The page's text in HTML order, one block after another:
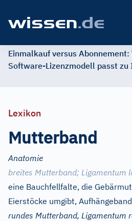
Einmalkauf versus Abonnement:
Software-Lizenzmodell passt zu
Lexikon
Mutterband
Anatomie
breites Mutterband; Ligamentum
eine Bauchfellfalte, die
Eierstöcke umgibt,
rundes Mutterband, Ligamentum